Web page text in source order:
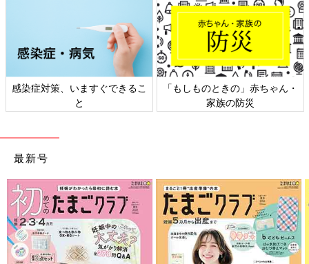
感染症対策、いますぐできるこ
と
「もしものときの」赤ちゃん・
家族の防災
最新号